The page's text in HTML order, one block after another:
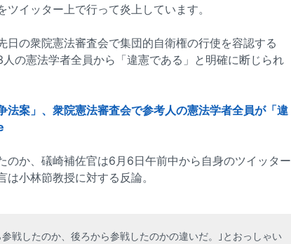
イッター上で行って炎上しています。
日の衆院憲法審査会で集団的自衛権の行使を容認する
人の憲法学者全員から「違憲である」と明確に断じられ
法案」、衆院憲法審査会で参考人の憲法学者全員が「違
のか、礒崎補佐官は6月6日午前中から自身のツイッター
は小林節教授に対する反論。
戦したのか、後ろから参戦したのかの違いだ。｣とおっしゃい